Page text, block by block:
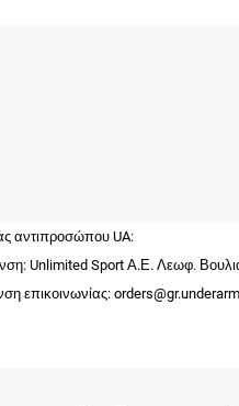
αντιπροσώπου UA:
Unlimited Sport Α.Ε. Λεωφ.
επικοινωνίας: